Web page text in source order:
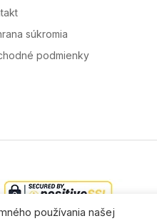
súkromia
podmienky
používania našej